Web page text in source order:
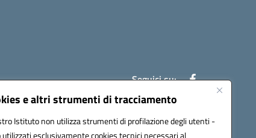
e altri strumenti di tracciamento
Istituto non utilizza strumenti di profilazione degli utenti -
utilizzati esclusivamente cookies tecnici necessari al
Seguici su: